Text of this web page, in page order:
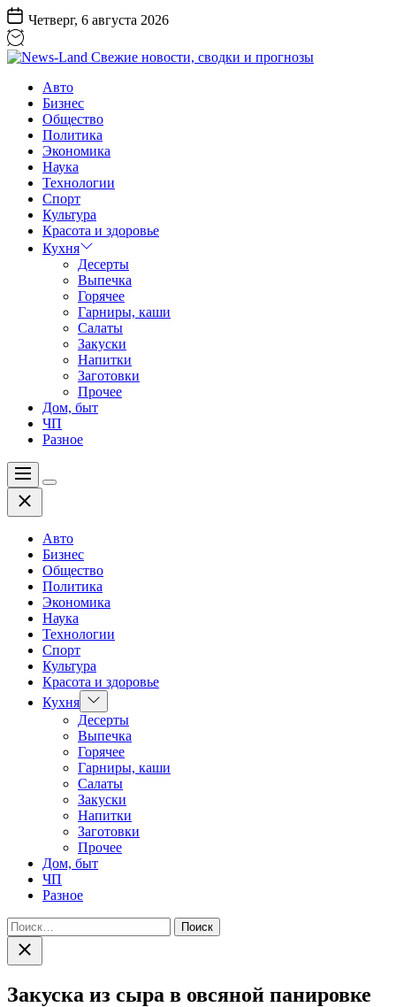
Перейти
к
содержанию
Четверг, 6 августа 2026
Land
Свежие
новости,
сводки
прогнозы
Авто
Бизнес
Общество
Политика
Экономика
Наука
Технологии
Спорт
Культура
Красота и здоровье
Кухня
Десерты
Выпечка
Горячее
Гарниры, каши
Салаты
Закуски
Напитки
Заготовки
Прочее
Дом, быт
ЧП
Разное
Меню
Цвет
Закрыть
Авто
Бизнес
Общество
Политика
Экономика
Наука
Технологии
Спорт
Культура
Красота и здоровье
Кухня Показать
подменю
Десерты
Выпечка
Горячее
Гарниры, каши
Салаты
Закуски
Напитки
Заготовки
Прочее
Дом, быт
ЧП
Разное
Найти:
Закрыть
поиск
Закуска из сыра в овсяной панировке